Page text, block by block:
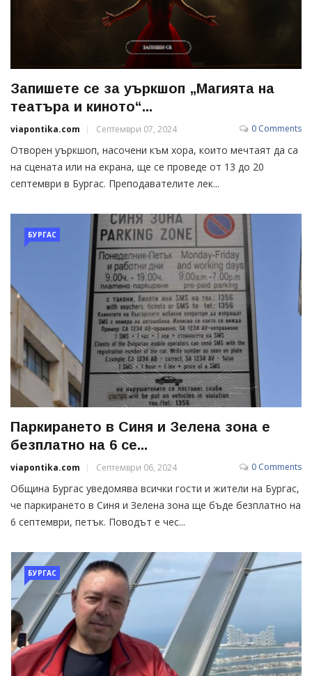
Запишете се за уъркшоп „Магията на
театъра и киното“...
viapontika.com Септември 07, 2024 0 Comments
Отворен уъркшоп, насочени към хора, които мечтаят да са
на сцената или на екрана, ще се проведе от 13 до 20
септември в Бургас. Преподавателите лек...
БУРГАС
Паркирането в Синя и Зелена зона е
безплатно на 6 се...
viapontika.com Септември 06, 2024 0 Comments
Община Бургас уведомява всички гости и жители на Бургас,
че паркирането в Синя и Зелена зона ще бъде безплатно на
6 септември, петък. Поводът е чес...
БУРГАС